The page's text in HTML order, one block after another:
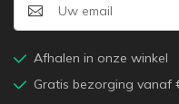
Afhalen in onze winkel
Gratis bezorging vanaf